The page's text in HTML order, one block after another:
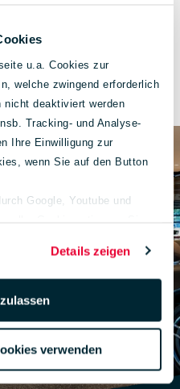
u.a. Cookies zur
welche zwingend erforderlich
nicht deaktiviert werden
Tracking- und Analyse-
Ihre Einwilligung zur
wenn Sie auf den Button
Google, Youtube und
zu. Hierbei besteht das
US-Behörden zu Kontroll- und
werden.
Sie unter
Details zeigen
verwenden